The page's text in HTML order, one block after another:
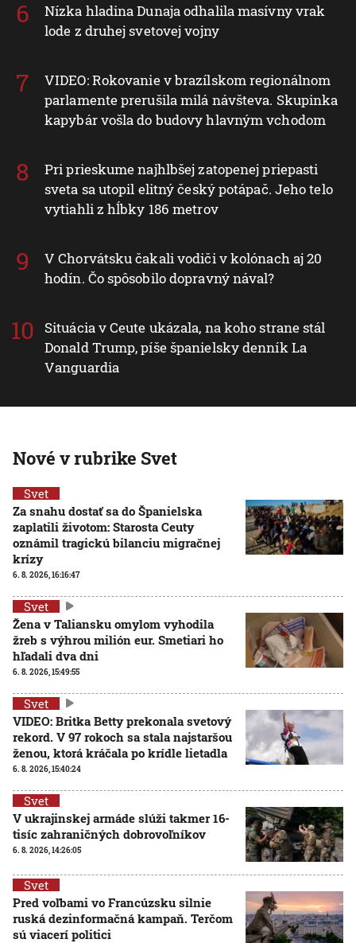
Nízka hladina Dunaja odhalila masívny vrak
lode z druhej svetovej vojny
VIDEO: Rokovanie v brazílskom regionálnom
parlamente prerušila milá návšteva. Skupinka
kapybár vošla do budovy hlavným vchodom
Pri prieskume najhlbšej zatopenej priepasti
sveta sa utopil elitný český potápač. Jeho telo
vytiahli z hĺbky 186 metrov
V Chorvátsku čakali vodiči v kolónach aj 20
hodín. Čo spôsobilo dopravný nával?
Situácia v Ceute ukázala, na koho strane stál
Donald Trump, píše španielsky denník La
Vanguardia
Nové v rubrike Svet
Svet
Za snahu dostať sa do Španielska
zaplatili životom: Starosta Ceuty
oznámil tragickú bilanciu migračnej
krízy
6. 8. 2026, 16:16:47
Svet
Žena v Taliansku omylom vyhodila
žreb s výhrou milión eur. Smetiari ho
hľadali dva dni
6. 8. 2026, 15:49:55
Svet
VIDEO: Britka Betty prekonala svetový
rekord. V 97 rokoch sa stala najstaršou
ženou, ktorá kráčala po krídle lietadla
6. 8. 2026, 15:40:24
Svet
V ukrajinskej armáde slúži takmer 16-
tisíc zahraničných dobrovoľníkov
6. 8. 2026, 14:26:05
Svet
Pred voľbami vo Francúzsku silnie
ruská dezinformačná kampaň. Terčom
sú viacerí politici